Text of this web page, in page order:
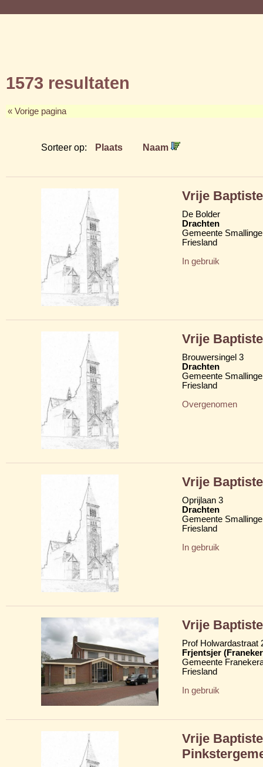
1573 resultaten
« Vorige pagina
Sorteer op: Plaats Naam
Vrije
De Bolder
Drachten
Gemeente
Friesland
In gebruik
Vrije
Brouwersingel 3
Drachten
Gemeente
Friesland
Overgenomen
Vrije
Oprijlaan 3
Drachten
Gemeente
Friesland
In gebruik
Vrije
Prof Holwardastraat
Frjentsjer
Gemeente
Friesland
In gebruik
Vrije